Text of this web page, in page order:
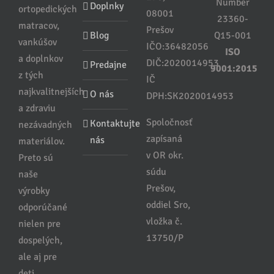
ortopedických
matracov,
vankúšov
a doplnkov
z tých
najkvalitnejších
a zdraviu
nezávadných
materiálov.
Preto sú
naše
výrobky
odporúčané
nielen pre
dospelých,
ale aj pre
Doplnky
Blog
Predajne
O nás
Kontaktujte
nás
08001
Prešov
IČO:36482056
DIČ:2020014953
IČ
DPH:SK2020014953
Spoločnosť
zapísaná
v OR okr.
súdu
Prešov,
oddiel Sro,
vložka č.
13750/P
Number
23360-
Q15-001
ISO
9001:2015